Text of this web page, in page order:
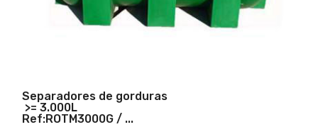
Separadores de gorduras
>= 3.000L
Ref:ROTM3000G / ...